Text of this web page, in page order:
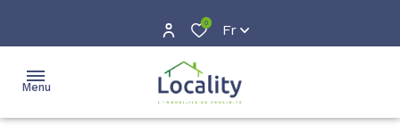
0 Fr
Menu